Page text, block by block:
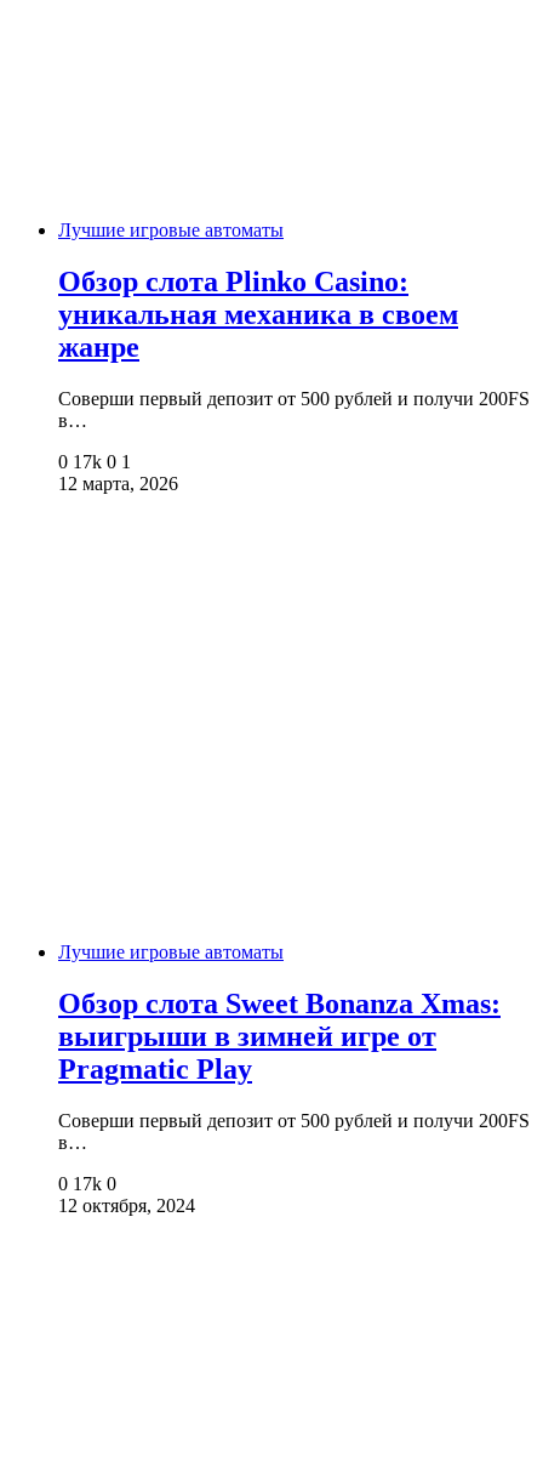
Лучшие игровые автоматы
Обзор слота Plinko Casino:
уникальная механика в своем
жанре
Соверши первый депозит от 500 рублей и получи 200FS
в…
0 17k 0 1
12 марта, 2026
Лучшие игровые автоматы
Обзор слота Sweet Bonanza Xmas:
выигрыши в зимней игре от
Pragmatic Play
Соверши первый депозит от 500 рублей и получи 200FS
в…
0 17k 0
12 октября, 2024